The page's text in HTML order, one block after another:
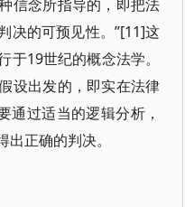
信念所指导的，即把法
决的可预见性。”[11]这
19世纪的概念法学。
设出发的，即实在法律
通过适当的逻辑分析，
正确的判决。